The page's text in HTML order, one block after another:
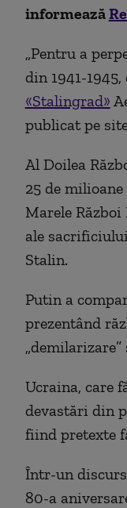
informează
„Pentru a
din 1941-
«Stalingrad»
publicat pe
Al Doilea
25 de
Marele
ale
Stalin.
Putin a
prezentând
Ucraina, care
devastări din
fiind pretexte
Într-un
80-a